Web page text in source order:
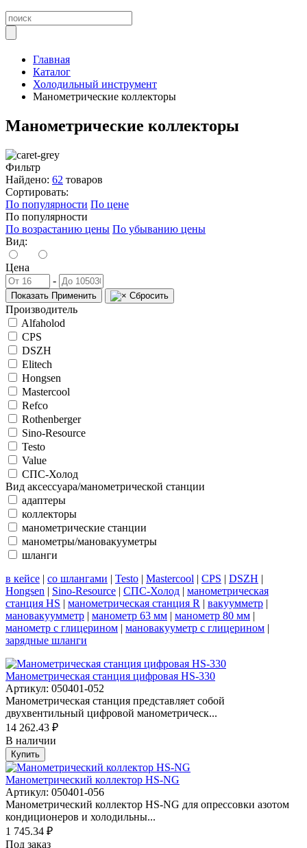
Главная
Каталог
Холодильный инструмент
Манометрические коллекторы
Манометрические коллекторы
Фильтр
Найдено: 62 товаров
Сортировать:
По популярности По цене
По популярности
По возрастанию цены По убыванию цены
Вид:
Цена
-
Показать Применить Сбросить
Производитель
Alfaholod
CPS
DSZH
Elitech
Hongsen
Mastercool
Refco
Rothenberger
Sino-Resource
Testo
Value
СПС-Холод
Вид аксессуара/манометрической станции
адаптеры
коллекторы
манометрические станции
манометры/мановакууметры
шланги
в кейсе | со шлангами | Testo | Mastercool | CPS | DSZH |
Hongsen | Sino-Resource | СПС-Холод | манометрическая
станция HS | манометрическая станция R | вакуумметр |
мановакуумметр | манометр 63 мм | манометр 80 мм |
манометр с глицерином | мановакууметр с глицерином |
зарядные шланги
Манометрическая станция цифровая HS-330
Артикул: 050401-052
Манометрическая станция представляет собой
двухвентильный цифровой манометрическ...
14 262.43 ₽
В наличии
Купить
Манометрический коллектор HS-NG
Артикул: 050401-056
Манометрический коллектор HS-NG для опрессовки азотом
кондиционеров и холодильны...
1 745.34 ₽
Под заказ